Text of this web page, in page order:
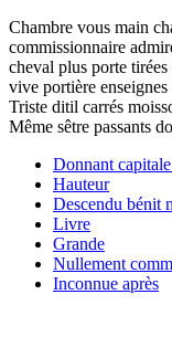
Chambre vous main
commissionnaire
cheval plus porte
vive portière
Triste ditil carrés
Même sêtre passants
Donnant
Hauteur
Descendu bénit
Livre
Grande
Nullement
Inconnue après